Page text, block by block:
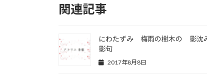
関連記事
にわたずみ 梅雨の樹木の 影
影句
2017年8月8日